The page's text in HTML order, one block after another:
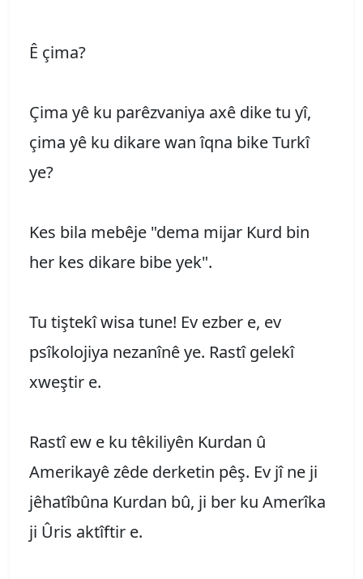
Ê çima?
Çima yê ku parêzvaniya axê dike tu yî,
çima yê ku dikare wan îqna bike Turkî
ye?
Kes bila mebêje "dema mijar Kurd bin
her kes dikare bibe yek".
Tu tiştekî wisa tune! Ev ezber e, ev
psîkolojiya nezanînê ye. Rastî gelekî
xweştir e.
Rastî ew e ku têkiliyên Kurdan û
Amerikayê zêde derketin pêş. Ev jî ne ji
jêhatîbûna Kurdan bû, ji ber ku Amerîka
ji Ûris aktîftir e.